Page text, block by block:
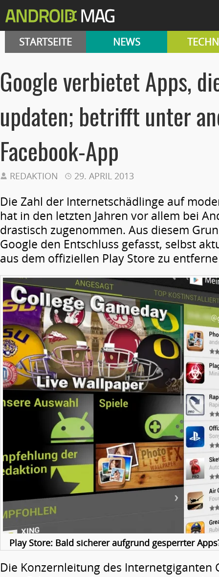
STARTSEITE NEWS
Google verbietet Apps,
updaten; betrifft unter
Facebook-App
REDAKTION 29. APRIL 2013
Die Zahl der Internetschädlinge auf
hat in den letzten Jahren vor allem bei
drastisch zugenommen. Aus diesem
Google den Entschluss gefasst, selbst
aus dem offiziellen Play Store zu
Play Store: Bald sicherer aufgrund gesperrter
Die Konzernleitung des Internetgiganten